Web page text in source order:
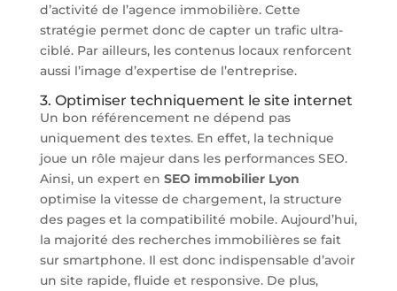
d’activité de l’agence immobilière. Cette
stratégie permet donc de capter un trafic ultra-
ciblé. Par ailleurs, les contenus locaux renforcent
aussi l’image d’expertise de l’entreprise.
3. Optimiser techniquement le site internet
Un bon référencement ne dépend pas
uniquement des textes. En effet, la technique
joue un rôle majeur dans les performances SEO.
Ainsi, un expert en SEO immobilier Lyon
optimise la vitesse de chargement, la structure
des pages et la compatibilité mobile. Aujourd’hui,
la majorité des recherches immobilières se fait
sur smartphone. Il est donc indispensable d’avoir
un site rapide, fluide et responsive. De plus,